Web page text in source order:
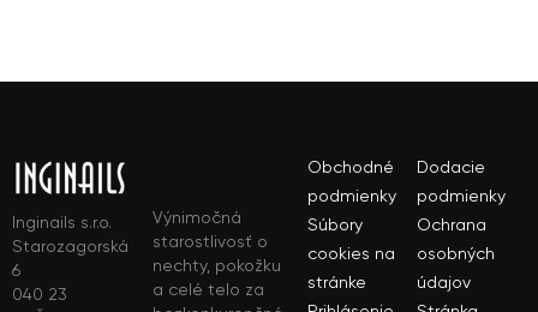
Inginails s.r.o.
Starozagorská
6
040 23
Výnimočná
starostlivosť o
nechty, pokožku
a celé telo za
Obchodné
podmienky
Dodacie
podmienky
Súbory
cookies na
stránke
Ochrana
osobných
údajov